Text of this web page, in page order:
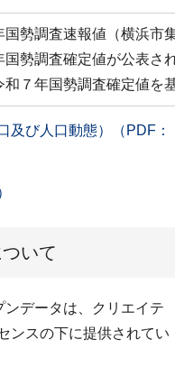
勢調査速報値（横浜市集
勢調査確定値が公表さ
７年国勢調査確定値を基
及び人口動態）（PDF：
いて
データは、クリエイテ
ンスの下に提供されてい